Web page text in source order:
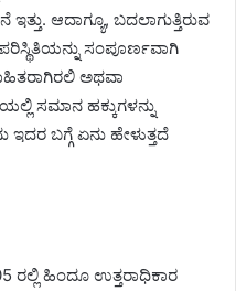
ಆದಾಗ್ಯೂ, ಬದಲಾಗುತ್ತಿರುವ
ಸಂಪೂರ್ಣವಾಗಿ
ಅಥವಾ
ಸಮಾನ ಹಕ್ಕುಗಳನ್ನು
ಬಗ್ಗೆ ಏನು ಹೇಳುತ್ತದೆ
ಹಿಂದೂ ಉತ್ತರಾಧಿಕಾರ